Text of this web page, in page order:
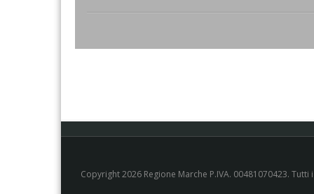
Copyright 2026 Regione Marche P.IVA. 00481070423.